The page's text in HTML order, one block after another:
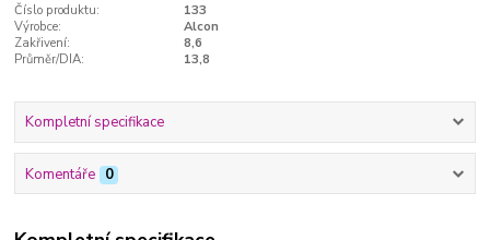
Číslo produktu:
133
Výrobce:
Alcon
Zakřivení:
8,6
Průměr/DIA:
13,8
Kompletní specifikace
Komentáře 0